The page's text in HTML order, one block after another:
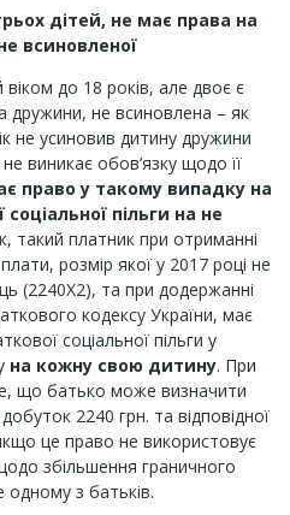
дітей, не має права на
всиновленої
до 18 років, але двоє є
дружини, не всиновлена – як
не усиновив дитину дружини
виникає обов’язку щодо її
право у такому випадку на
пільги на не
такий платник при отриманні
розмір якої у 2017 році не
(2240Х2), та при додержанні
кодексу України, має
соціальної пільги у
на кожну свою дитину. При
що батько може визначити
2240 грн. та відповідної
це право не використовує
збільшення граничного
з батьків.